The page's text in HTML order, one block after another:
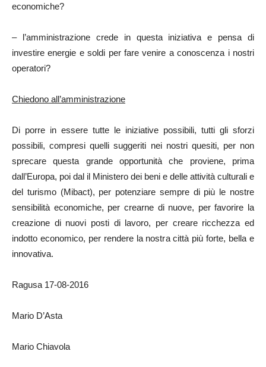
economiche?
– l’amministrazione crede in questa iniziativa e pensa di
investire energie e soldi per fare venire a conoscenza i nostri
operatori?
Chiedono all’amministrazione
Di porre in essere tutte le iniziative possibili, tutti gli sforzi
possibili, compresi quelli suggeriti nei nostri quesiti, per non
sprecare questa grande opportunità che proviene, prima
dall’Europa, poi dal il Ministero dei beni e delle attività culturali e
del turismo (Mibact), per potenziare sempre di più le nostre
sensibilità economiche, per crearne di nuove, per favorire la
creazione di nuovi posti di lavoro, per creare ricchezza ed
indotto economico, per rendere la nostra città più forte, bella e
innovativa.
Ragusa 17-08-2016
Mario D’Asta
Mario Chiavola